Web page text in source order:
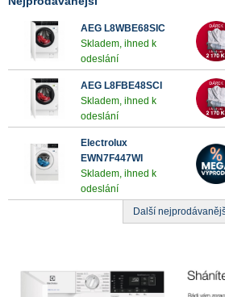
AEG L8WBE68SIC
Skladem, ihned k
odeslání
AEG L8FBE48SCI
Skladem, ihned k
odeslání
Electrolux
EWN7F447WI
Skladem, ihned k
odeslání
Další